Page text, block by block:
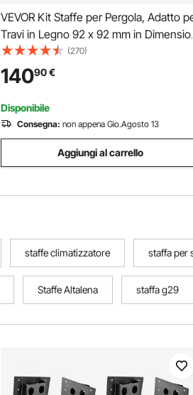
VEVOR Kit Staffe per Pergola, Adatto
Travi in Legno 92 x 92 mm in
Reali, Staffe per Gazebo a 3 Vie, 4 Pezzi
e 4 Vie, 2 Pezzi con 6 Basi per Pali, per
Pergole Esterne, Gazebo, Capannoni
(270)
14090€
Disponibile
Consegna: non appena Gio.Agosto 13
Aggiungi al carrello
staffe climatizzatore staffa per
Staffe Altalena staffa g29